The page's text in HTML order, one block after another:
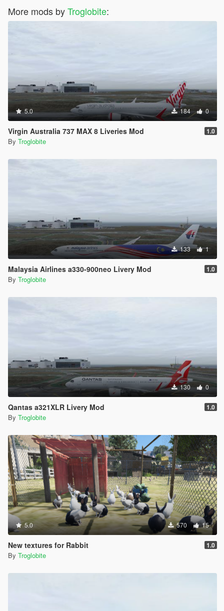
More mods byTroglobite:
5.0 184 0
Virgin Australia 737 MAX 8 Liveries Mod 1.0
By Troglobite
133 1
Malaysia Airlines a330-900neo Livery Mod 1.0
By Troglobite
130 0
Qantas a321XLR Livery Mod 1.0
By Troglobite
5.0 570 15
New textures for Rabbit 1.0
By Troglobite